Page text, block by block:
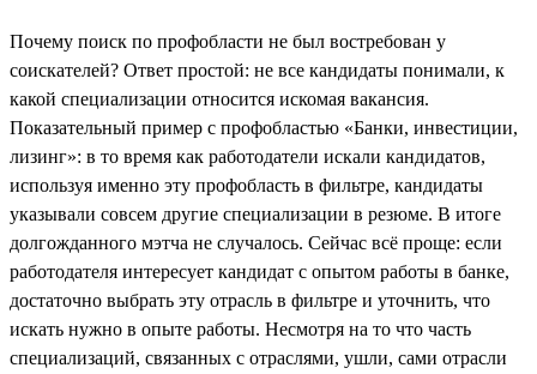
Почему поиск по профобласти не был востребован у
соискателей? Ответ простой: не все кандидаты понимали, к
какой специализации относится искомая вакансия.
Показательный пример с профобластью «Банки, инвестиции,
лизинг»: в то время как работодатели искали кандидатов,
используя именно эту профобласть в фильтре, кандидаты
указывали совсем другие специализации в резюме. В итоге
долгожданного мэтча не случалось. Сейчас всё проще: если
работодателя интересует кандидат с опытом работы в банке,
достаточно выбрать эту отрасль в фильтре и уточнить, что
искать нужно в опыте работы. Несмотря на то что часть
специализаций, связанных с отраслями, ушли, сами отрасли